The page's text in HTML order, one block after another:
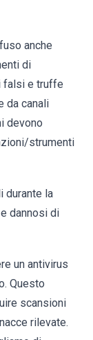
anche
di
falsi e truffe
da canali
devono
strumenti
durante la
dannosi di
un antivirus
Questo
scansioni
rilevate.